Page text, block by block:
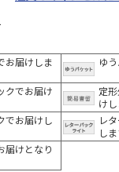
お届けしま
ゆ
クでお届け
定
け
でお届けし
レ
し
届けとなり